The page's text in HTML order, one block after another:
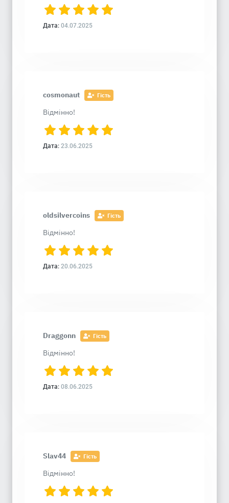
Дата: 04.07.2025
cosmonaut Гість
Відмінно!
Дата: 23.06.2025
oldsilvercoins Гість
Відмінно!
Дата: 20.06.2025
Draggonn Гість
Відмінно!
Дата: 08.06.2025
Slav44 Гість
Відмінно!